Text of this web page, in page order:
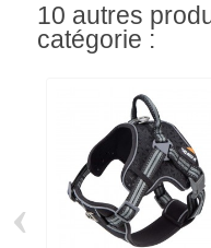
10 autres
catégorie :
‹